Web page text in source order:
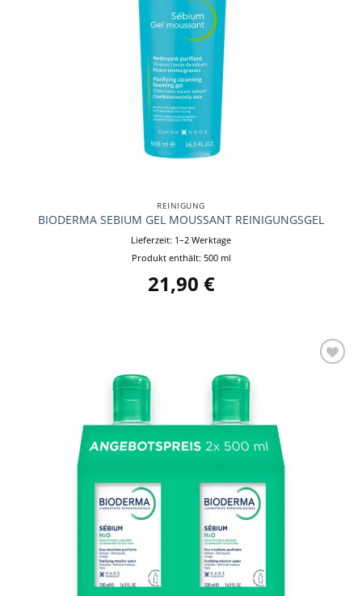
REINIGUNG
BIODERMA SEBIUM GEL MOUSSANT REINIGUNGSGEL
Lieferzeit: 1–2 Werktage
Produkt enthält: 500 ml
21,90 €